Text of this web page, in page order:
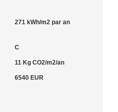
271 kWh/m2 par an
C
11 Kg CO2/m2/an
6540 EUR